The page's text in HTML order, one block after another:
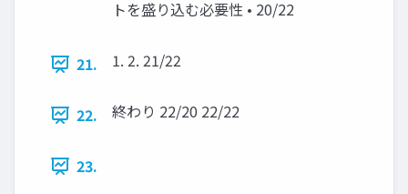
トを盛り込む必要性 • 20/22
21. 1. 2. 21/22
22. 終わり 22/20 22/22
23.